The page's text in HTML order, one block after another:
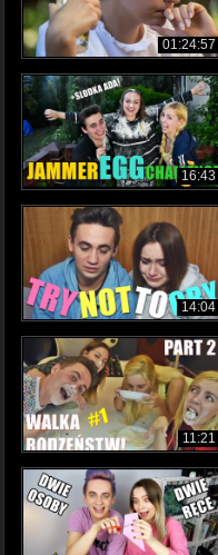
01:24:57
16:43
14:04
11:21